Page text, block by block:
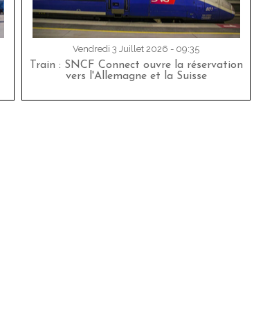
Vendredi 3 Juillet 2026 - 09:35
Train : SNCF Connect ouvre la réservation
vers l'Allemagne et la Suisse